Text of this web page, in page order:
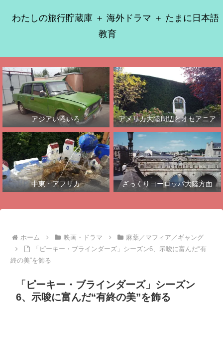
わたしの旅行貯蔵庫 ＋ 海外ドラマ ＋ たまに日本語
教育
アジアいろいろ アメリカ大陸周辺とオセアニア
中東・アフリカ ざっくりヨーロッパ大陸方面
ホーム 映画・ドラマ
麻薬／マフィア／ギャング
「ピーキー・ブラインダーズ」シーズン6、示唆に富んだ“有
終の美”を飾る
「ピーキー・ブラインダーズ」シーズン
6、示唆に富んだ“有終の美”を飾る